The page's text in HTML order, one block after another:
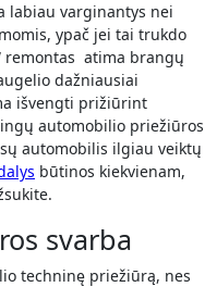
labiau varginantys nei
ypač jei tai trukdo
remontas atima brangų
dažniausiai
išvengti prižiūrint
automobilio priežiūros
automobilis ilgiau veiktų
būtinos kiekvienam,
svarba
techninę priežiūrą, nes